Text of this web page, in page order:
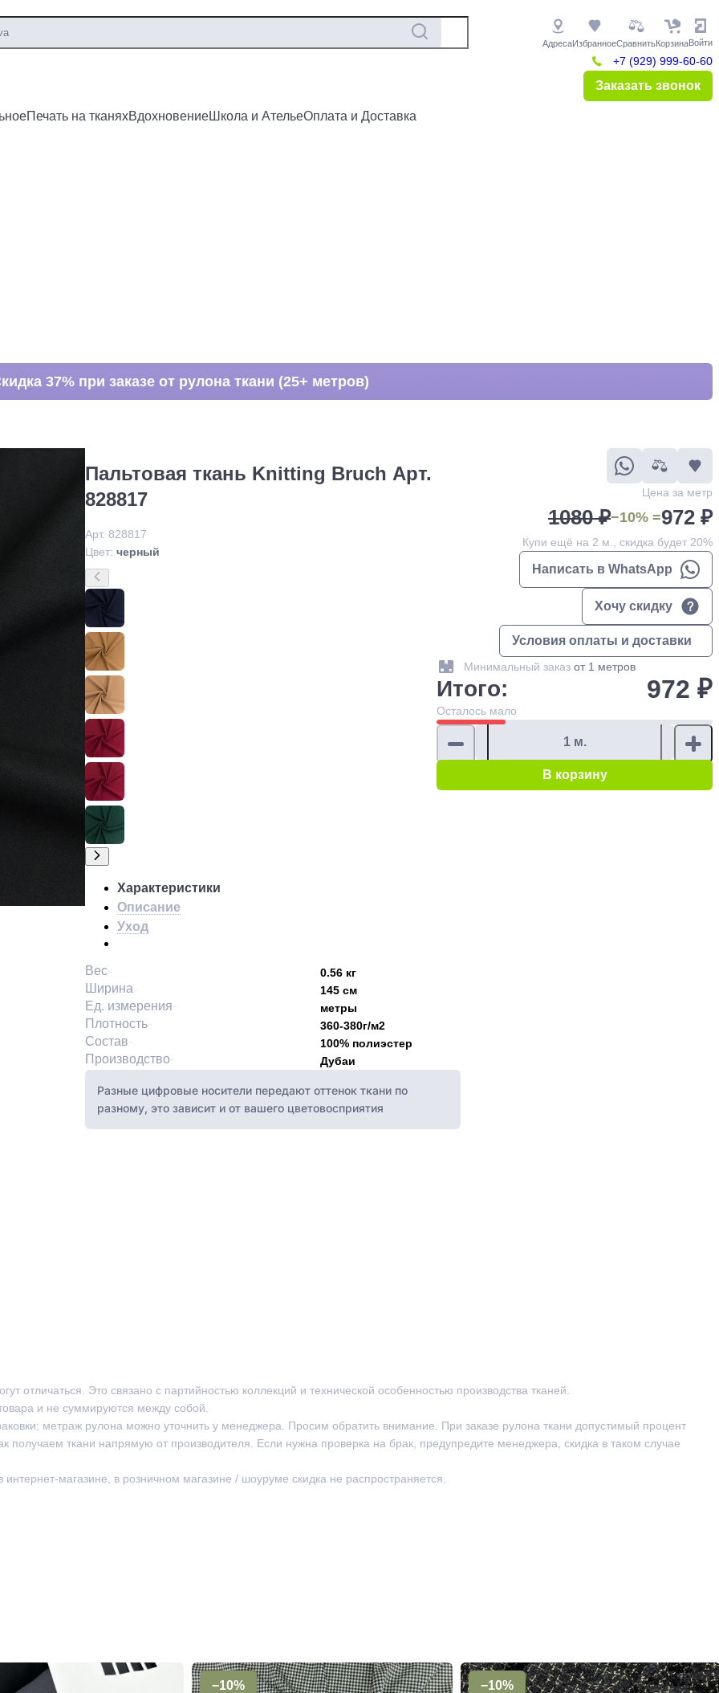
АдресаИзбранноеСравнитьКорзинаВойти
+7 (929) 999-60-60
Заказать звонок
Печать на тканяхВдохновениеШкола и АтельеОплата и Доставка
37% при заказе от рулона ткани (25+ метров)
Пальтовая ткань Knitting Bruch Арт.
828817
Арт. 828817
Цвет: черный
Характеристики
Описание
Уход
Вес 0.56 кг
Ширина 145 см
Ед. измерения метры
Плотность 360-380г/м2
Состав 100% полиэстер
Производство Дубаи
Разные цифровые носители передают оттенок ткани по
разному, это зависит и от вашего цветовосприятия
Цена за метр
1080 ₽−10% =972 ₽
Купи ещё на 2 м., скидка будет 20%
Написать в WhatsApp
Хочу скидку
Условия оплаты и доставки
Минимальный заказот 1 метров
Итого: 972 ₽
Осталось мало
В корзину
отличаться. Это связано с партийностью коллекций и технической особенностью производства тканей.
и не суммируются между собой.
метраж рулона можно уточнить у менеджера. Просим обратить внимание. При заказе рулона ткани допустимый процент
получаем ткани напрямую от производителя. Если нужна проверка на брак, предупредите менеджера, скидка в таком случае
магазине, в розничном магазине / шоуруме скидка не распространяется.
−10% −10%